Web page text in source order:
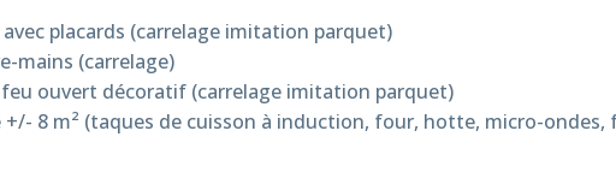
placards (carrelage imitation parquet)
mains (carrelage)
feu ouvert décoratif (carrelage imitation parquet)
+/- 8 m² (taques de cuisson à induction, four, hotte, micro-